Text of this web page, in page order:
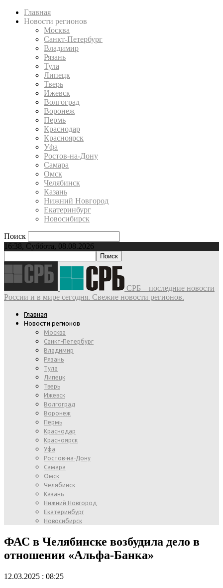
Главная
Новости регионов
Москва
Санкт-Петербург
Владимир
Рязань
Тула
Липецк
Тверь
Ижевск
Волгоград
Воронеж
Пермь
Краснодар
Красноярск
Уфа
Ростов-на-Дону
Самара
Омск
Челябинск
Казань
Нижний Новгород
Екатеринбург
Новосибирск
Поиск
16:38, Суббота, 08.08.2026
СРБ – последние новости
России и в мире сегодня. Свежие новости регионов.
Главная
Новости регионов
Москва
Санкт-Петербург
Владимир
Рязань
Тула
Липецк
Тверь
Ижевск
Волгоград
Воронеж
Пермь
Краснодар
Красноярск
Уфа
Ростов-на-Дону
Самара
Омск
Челябинск
Казань
Нижний Новгород
Екатеринбург
Новосибирск
ФАС в Челябинске возбудила дело в
отношении «Альфа-Банка»
12.03.2025 : 08:25